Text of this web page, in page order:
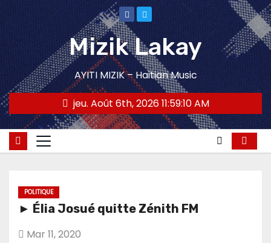
Skip
to
content
Mizik Lakay
AYITI MIZIK – Haitian Music
jeu. Août 6th, 202611:59:11 AM
POLITIQUE
► Élia Josué quitte Zénith FM
Mar 11, 2020